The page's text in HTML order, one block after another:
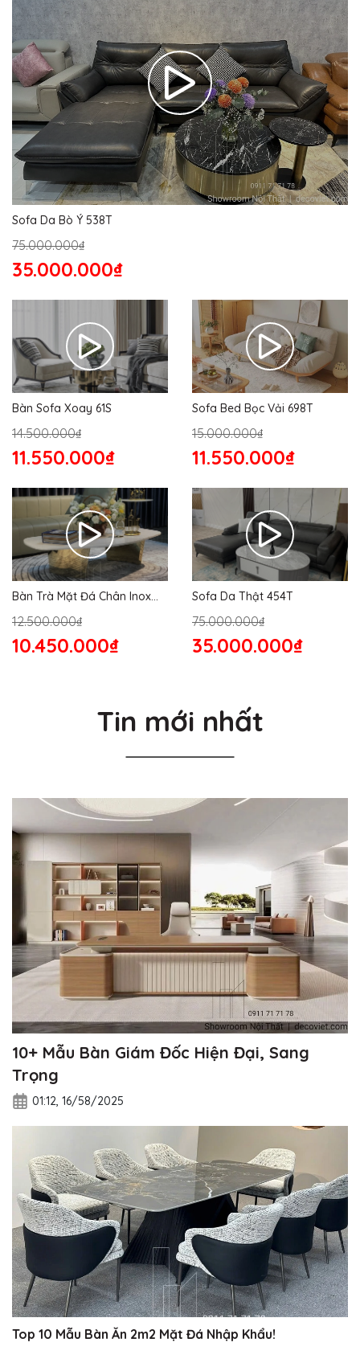
Sofa Da Bò Ý 538T
75.000.000₫
35.000.000₫
Bàn Sofa Xoay 61S
14.500.000₫
11.550.000₫
Sofa Bed Bọc Vải 698T
15.000.000₫
11.550.000₫
Bàn Trà Mặt Đá Chân Inox
12.500.000₫
10.450.000₫
Sofa Da Thật 454T
75.000.000₫
35.000.000₫
Tin mới nhất
10+ Mẫu Bàn Giám Đốc Hiện Đại, Sang
Trọng
01:12, 16/58/2025
Top 10 Mẫu Bàn Ăn 2m2 Mặt Đá Nhập Khẩu!